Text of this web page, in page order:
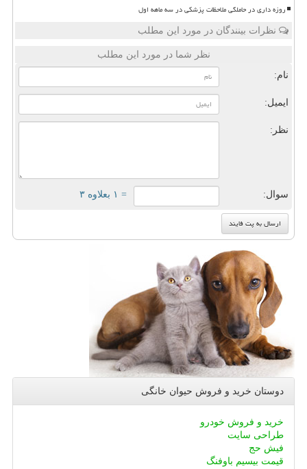
روزه داری در حاملگی ملاحظات پزشکی در سه ماهه اول
نظرات بینندگان در مورد این مطلب
نظر شما در مورد این مطلب
نام:
ایمیل:
نظر:
سوال: = ۱ بعلاوه ۳
دوستان خرید و فروش حیوان خانگی
خرید و فروش خودرو
طراحی سایت
فیش حج
قیمت بیسیم باوفنگ